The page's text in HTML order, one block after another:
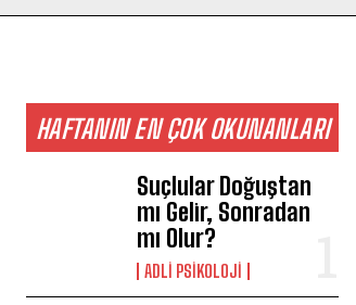
HAFTANIN EN ÇOK OKUNANLARI
Suçlular Doğuştan
mı Gelir, Sonradan
mı Olur?
ADLI PSIKOLOJI